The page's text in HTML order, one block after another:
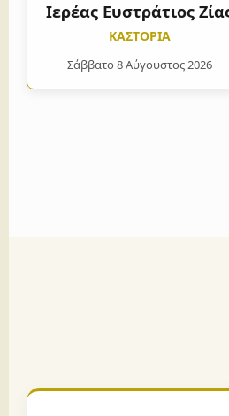
Ιερέας Ευστράτιος
ΚΑΣΤΟΡΙΑ
Σάββατο 8 Αύγουστος 2026